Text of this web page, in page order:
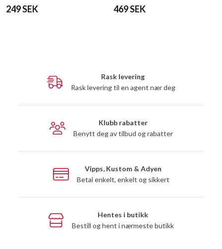
249 SEK 469 SEK
Rask levering
Rask levering til en agent nær deg
Klubb rabatter
Benytt deg av tilbud og rabatter
Vipps, Kustom & Adyen
Betal enkelt, enkelt og sikkert
Hentes i butikk
Bestill og hent i nærmeste butikk